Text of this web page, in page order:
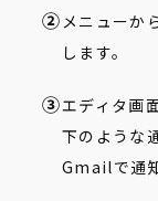
メニューか
します。
エディタ画
下のような
Gmailで通